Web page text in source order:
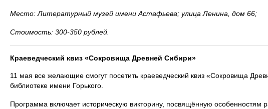
Место: Литературный музей имени Астафьева; улица Ленина, дом 66;
Стоимость: 300-350 рублей.
Краеведческий квиз «Сокровища Древней Сибири»
11 мая все желающие смогут посетить краеведческий квиз «Сокровища
библиотеке имени Горького.
Программа включает историческую викторину, посвящённую особенностям